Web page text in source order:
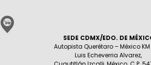
SEDE CDMX/EDO. DE
Autopista Querétaro – México KM
Luis Echeverria Alvarez,